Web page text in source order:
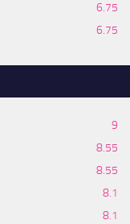
6.75
6.75
9
8.55
8.55
8.1
8.1